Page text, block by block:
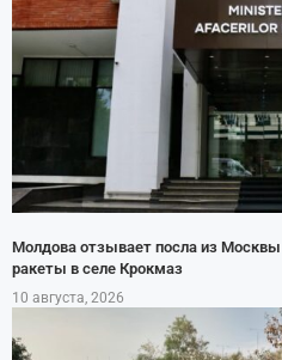
Молдова отзывает посла из
ракеты в селе Крокмаз
10 августа, 2026